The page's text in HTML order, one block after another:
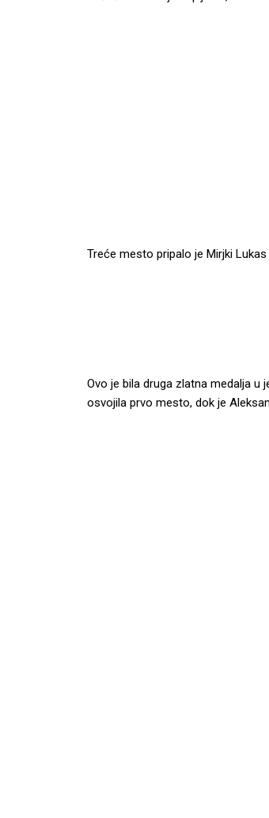
Treće mesto pripalo je Mirjki
Ovo je bila druga zlatna medalja u
osvojila prvo mesto, dok je